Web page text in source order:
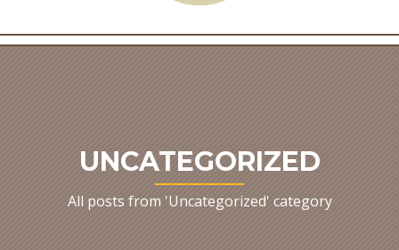
UNCATEGORIZED
All posts from 'Uncategorized' category